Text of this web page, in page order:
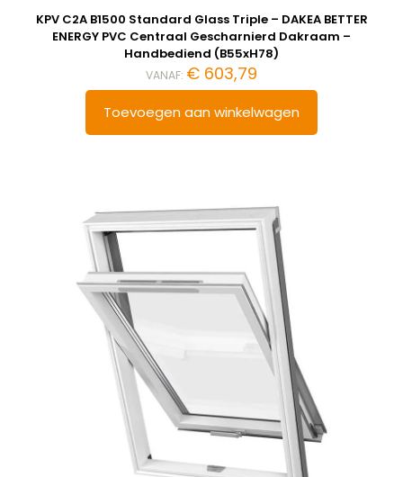
KPV C2A B1500 Standard Glass Triple – DAKEA BETTER
ENERGY PVC Centraal Gescharnierd Dakraam –
Handbediend (B55xH78)
VANAF: € 603,79
Toevoegen aan winkelwagen